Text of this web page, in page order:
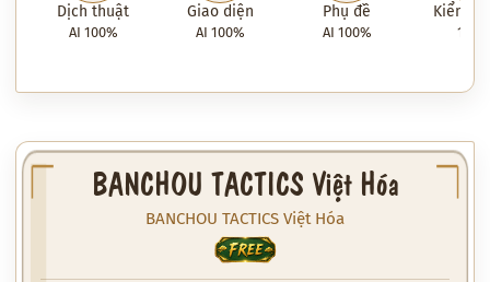
Dịch thuật
AI 100%
Giao diện
AI 100%
Phụ đề
AI 100%
Kiểm
100%
BANCHOU TACTICS Việt Hóa
BANCHOU TACTICS Việt Hóa
FREE